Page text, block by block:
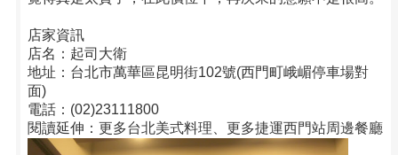
店家資訊
店名：起司大衛
地址：台北市萬華區昆明街102號(西門町峨嵋停車場對
面)
電話：(02)23111800
閱讀延伸： 更多台北美式料理 更多捷運西門站周邊餐廳